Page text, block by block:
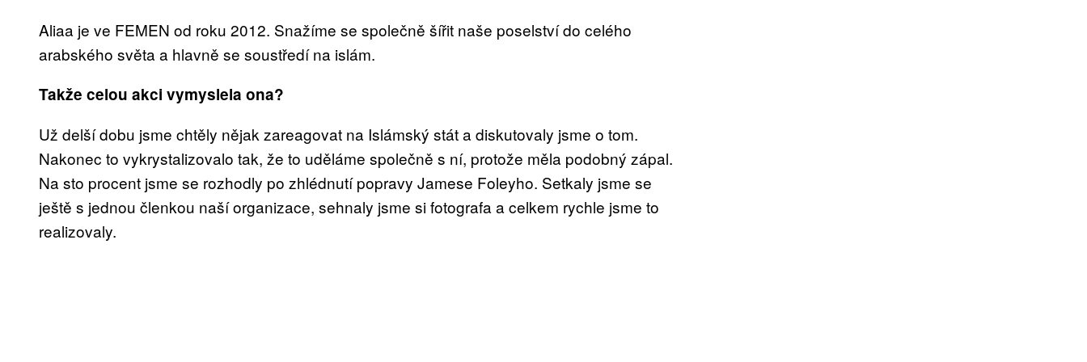
Aliaa je ve FEMEN od roku 2012. Snažíme se společně šířit naše poselství do celého
arabského světa a hlavně se soustředí na islám.
Takže celou akci vymyslela ona?
Už delší dobu jsme chtěly nějak zareagovat na Islámský stát a diskutovaly jsme o tom.
Nakonec to vykrystalizovalo tak, že to uděláme společně s ní, protože měla podobný zápal.
Na sto procent jsme se rozhodly po zhlédnutí popravy Jamese Foleyho. Setkaly jsme se
ještě s jednou členkou naší organizace, sehnaly jsme si fotografa a celkem rychle jsme to
realizovaly.